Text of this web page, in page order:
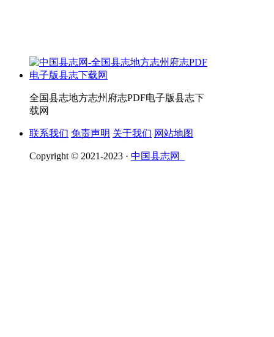
全国县志地方志州府志PDF电子版县志下
载网
联系我们 免责声明 关于我们 网站地图
Copyright © 2021-2023 · 中国县志网